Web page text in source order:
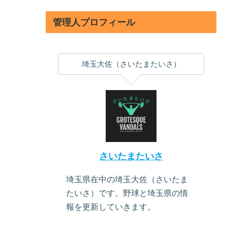
管理人プロフィール
埼玉大佐（さいたまたいさ）
さいたまたいさ
埼玉県在中の埼玉大佐（さいたま
たいさ）です。野球と埼玉県の情
報を更新していきます。